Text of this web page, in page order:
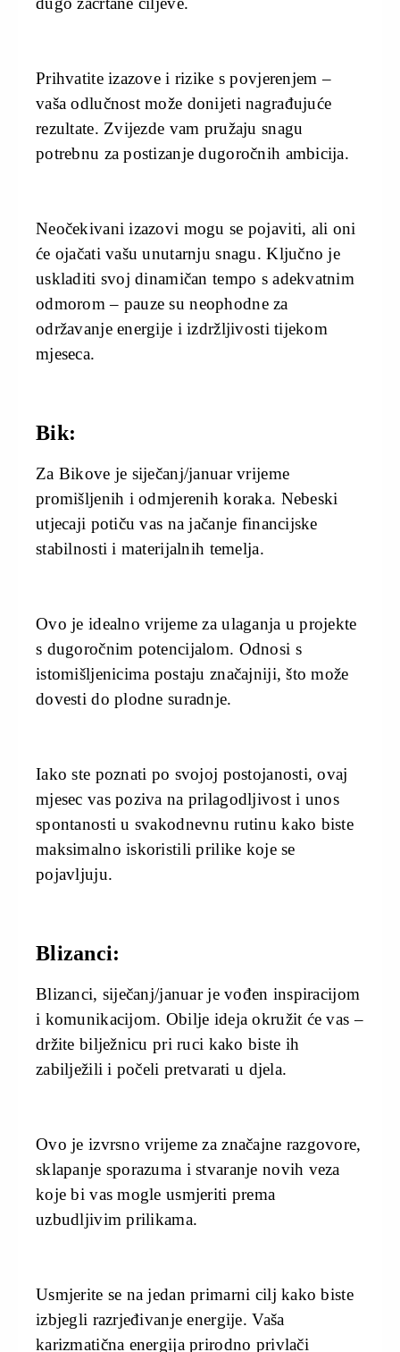
Prihvatite izazove i rizike s povjerenjem –
vaša odlučnost može donijeti nagrađujuće
rezultate. Zvijezde vam pružaju snagu
potrebnu za postizanje dugoročnih ambicija.
Neočekivani izazovi mogu se pojaviti, ali oni
će ojačati vašu unutarnju snagu. Ključno je
uskladiti svoj dinamičan tempo s adekvatnim
odmorom – pauze su neophodne za
održavanje energije i izdržljivosti tijekom
mjeseca.
Bik:
Za Bikove je siječanj/januar vrijeme
promišljenih i odmjerenih koraka. Nebeski
utjecaji potiču vas na jačanje financijske
stabilnosti i materijalnih temelja.
Ovo je idealno vrijeme za ulaganja u projekte
s dugoročnim potencijalom. Odnosi s
istomišljenicima postaju značajniji, što može
dovesti do plodne suradnje.
Iako ste poznati po svojoj postojanosti, ovaj
mjesec vas poziva na prilagodljivost i unos
spontanosti u svakodnevnu rutinu kako biste
maksimalno iskoristili prilike koje se
pojavljuju.
Blizanci:
Blizanci, siječanj/januar je vođen inspiracijom
i komunikacijom. Obilje ideja okružit će vas –
držite bilježnicu pri ruci kako biste ih
zabilježili i počeli pretvarati u djela.
Ovo je izvrsno vrijeme za značajne razgovore,
sklapanje sporazuma i stvaranje novih veza
koje bi vas mogle usmjeriti prema
uzbudljivim prilikama.
Usmjerite se na jedan primarni cilj kako biste
izbjegli razrjeđivanje energije. Vaša
karizmatična energija prirodno privlači